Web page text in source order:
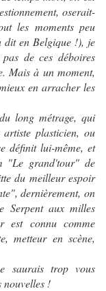
oserait-
les moments peu
en Belgique !), je
de ces déboires
Mais à un moment,
en arracher les
long métrage, qui
plasticien, ou
définit lui-même, et
grand'tour" de
du meilleur espoir
dernièrement, on
aux milles
est connu comme
metteur en scène,
saurais trop vous
nouvelles !